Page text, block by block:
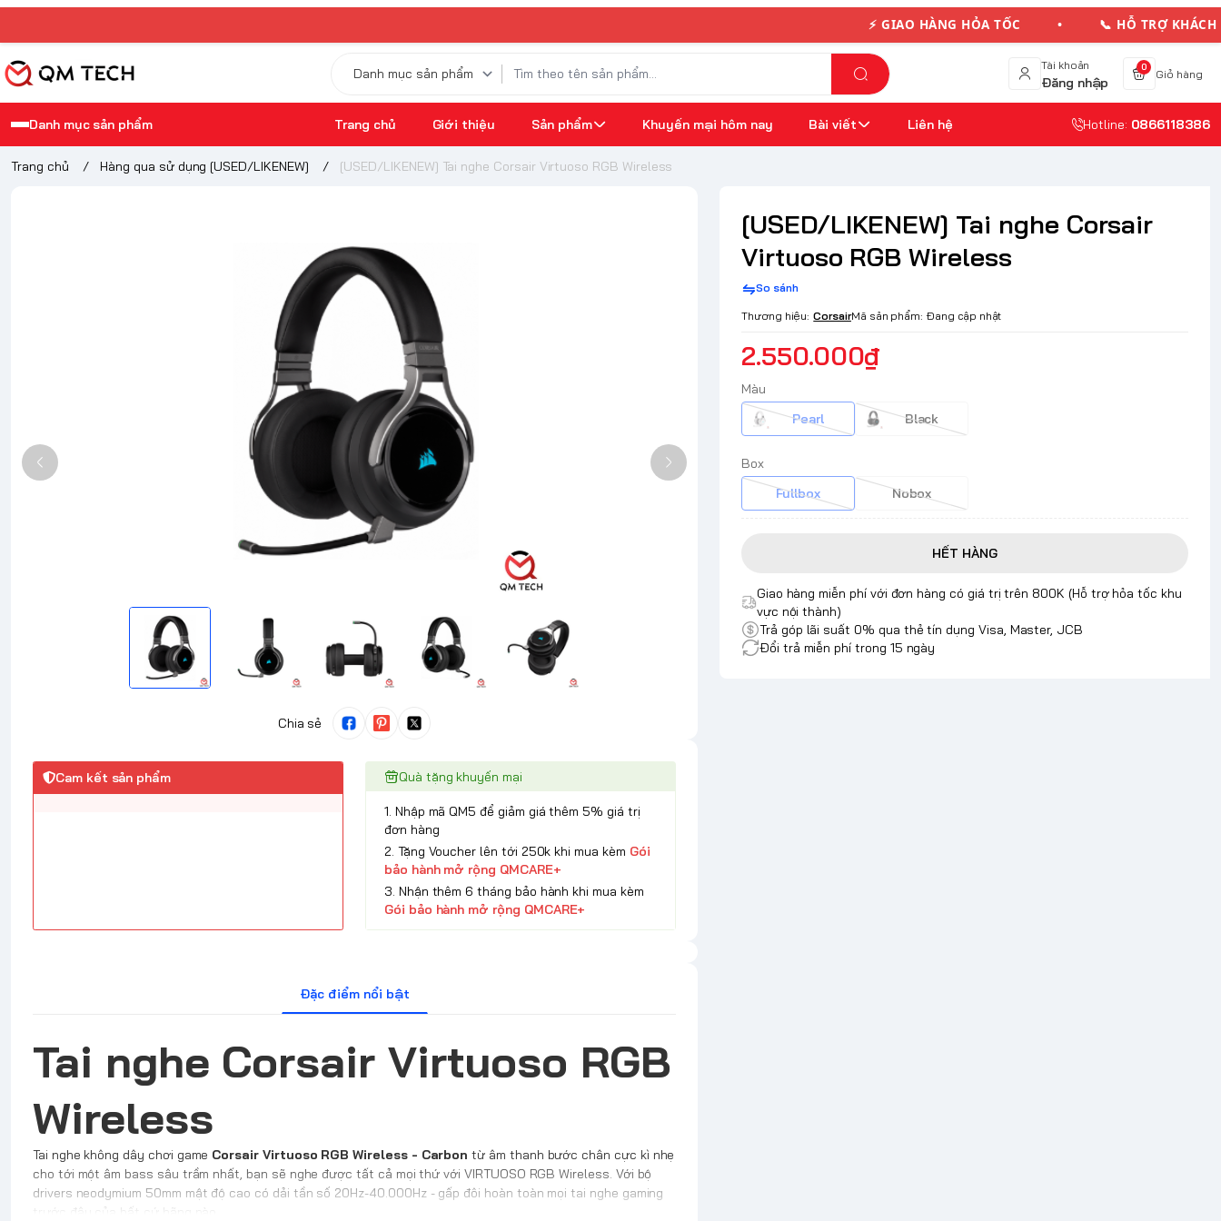
⚡ GIAO HÀNG HỎA TỐC • 📞 HỖ TRỢ
Tài khoản
Đăng nhập
0
Giỏ hàng
Danh mục sản phẩm Trang chủ Giới thiệu Sản phẩm Khuyến mại hôm nay Bài viết Liên hệ Hotline: 0866118386
Trang chủ / Hàng qua sử dụng [USED/LIKENEW] / [USED/LIKENEW] Tai nghe Corsair Virtuoso RGB Wireless
Chia sẻ
[USED/LIKENEW] Tai nghe Corsair
Virtuoso RGB Wireless
So sánh
Thương hiệu: CorsairMã sản phẩm: Đang cập nhật
2.550.000₫
Màu
Pearl
Black
Box
Fullbox
Nobox
HẾT HÀNG
Giao hàng miễn phí với đơn hàng có giá trị trên 800K (Hỗ trợ hỏa tốc khu
vực nội thành)
Trả góp lãi suất 0% qua thẻ tín dụng Visa, Master, JCB
Đổi trả miễn phí trong 15 ngày
Cam kết sản phẩm Quà tặng khuyến mại
1. Nhập mã QM5 để giảm giá thêm 5% giá trị
đơn hàng
2. Tặng Voucher lên tới 250k khi mua kèm Gói
bảo hành mở rộng QMCARE+
3. Nhận thêm 6 tháng bảo hành khi mua kèm
Gói bảo hành mở rộng QMCARE+
Đặc điểm nổi bật
Tai nghe Corsair Virtuoso RGB
Wireless
Tai nghe không dây chơi game Corsair Virtuoso RGB Wireless - Carbon từ âm thanh bước chân cực kì nhẹ
cho tới một âm bass sâu trầm nhất, bạn sẽ nghe được tất cả mọi thứ với VIRTUOSO RGB Wireless. Với bộ
drivers neodymium 50mm mật độ cao có dải tần số 20Hz-40.000Hz - gấp đôi hoàn toàn mọi tai nghe gaming
trước đây của bất cứ hãng nào.